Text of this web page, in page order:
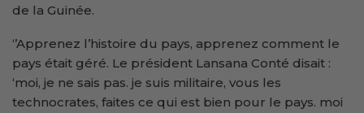
de la Guinée.
‘’Apprenez l’histoire du pays, apprenez comment le
pays était géré. Le président Lansana Conté disait :
‘moi, je ne sais pas. je suis militaire, vous les
technocrates, faites ce qui est bien pour le pays. moi